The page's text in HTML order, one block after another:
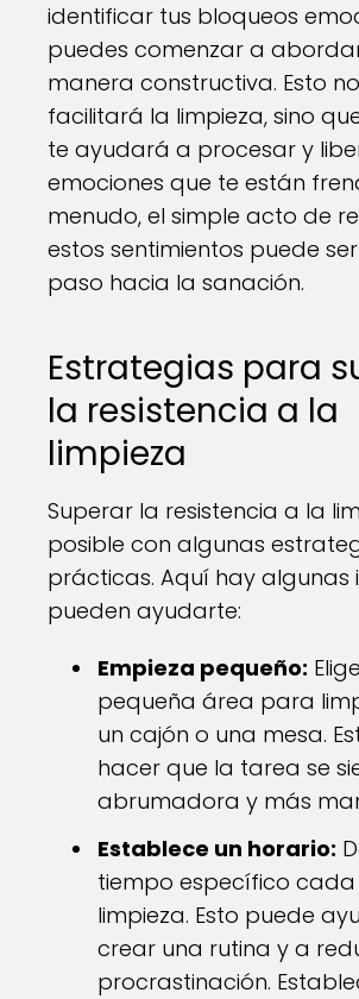
identificar tus bloqueos
puedes comenzar a
manera constructiva. Esto
facilitará la limpieza, sino
te ayudará a procesar y
emociones que te están
menudo, el simple acto de
estos sentimientos puede
paso hacia la sanación.
Estrategias para
la resistencia a la
limpieza
Superar la resistencia a la
posible con algunas
prácticas. Aquí hay algunas
pueden ayudarte:
Empieza pequeño:
pequeña área para
un cajón o una mesa.
hacer que la tarea se
abrumadora y más
Establece un horario:
tiempo específico
limpieza. Esto puede
crear una rutina y a
procrastinación.